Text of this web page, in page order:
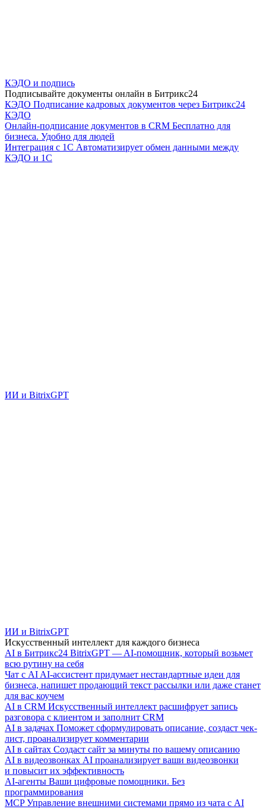
КЭДО и подпись
Подписывайте документы онлайн в Битрикс24
КЭДО Подписание кадровых документов через Битрикс24
КЭДО
Онлайн-подписание документов в CRM Бесплатно для
бизнеса. Удобно для людей
Интеграция с 1С Автоматизирует обмен данными между
КЭДО и 1С
ИИ и BitrixGPT
ИИ и BitrixGPT
Искусственный интеллект для каждого бизнеса
AI в Битрикс24 BitrixGPT — AI-помощник, который возьмет
всю рутину на себя
Чат с AI AI-ассистент придумает нестандартные идеи для
бизнеса, напишет продающий текст рассылки или даже станет
для вас коучем
AI в CRM Искусственный интеллект расшифрует запись
разговора с клиентом и заполнит CRM
AI в задачах Поможет сформулировать описание, создаст чек-
лист, проанализирует комментарии
AI в сайтах Создаст сайт за минуты по вашему описанию
AI в видеозвонках AI проанализирует ваши видеозвонки
и повысит их эффективность
AI-агенты Ваши цифровые помощники. Без
программирования
MCP Управление внешними системами прямо из чата с AI